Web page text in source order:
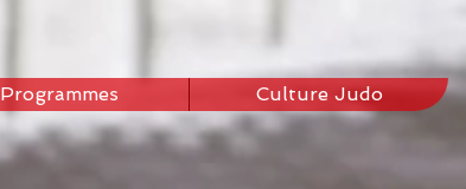
Programmes Culture Judo